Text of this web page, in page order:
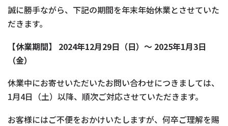
誠に勝手ながら、下記の期間を年末年始休業とさせていた
だきます。
【休業期間】 2024年12月29日（日）〜 2025年1月3日
（金）
休業中にお寄せいただいたお問い合わせにつきましては、
1月4日（土）以降、順次ご対応させていただきます。
お客様にはご不便をおかけいたしますが、何卒ご理解を賜